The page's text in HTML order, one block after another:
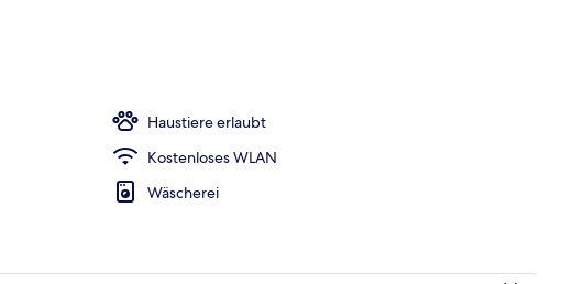
Haustiere erlaubt
Kostenloses WLAN
Wäscherei